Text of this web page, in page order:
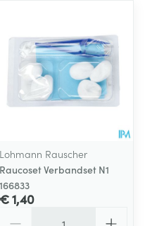
Lohmann Rauscher
Raucoset Verbandset N1
166833
€ 1,40